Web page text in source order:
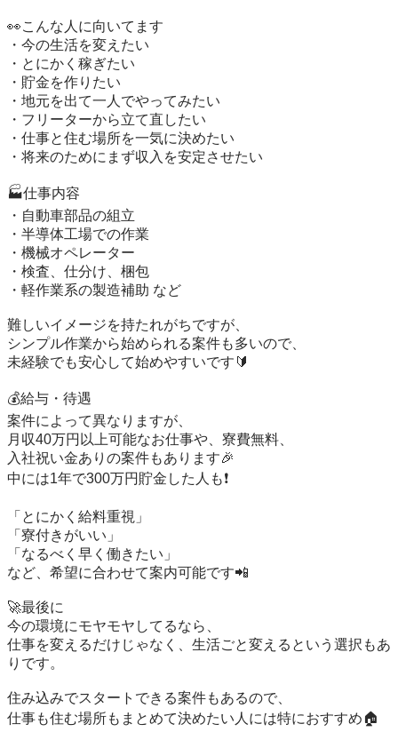
👀こんな人に向いてます
・今の生活を変えたい
・とにかく稼ぎたい
・貯金を作りたい
・地元を出て一人でやってみたい
・フリーターから立て直したい
・仕事と住む場所を一気に決めたい
・将来のためにまず収入を安定させたい
🏭仕事内容
・自動車部品の組立
・半導体工場での作業
・機械オペレーター
・検査、仕分け、梱包
・軽作業系の製造補助 など
難しいイメージを持たれがちですが、
シンプル作業から始められる案件も多いので、
未経験でも安心して始めやすいです🔰
💰給与・待遇
案件によって異なりますが、
月収40万円以上可能なお仕事や、寮費無料、
入社祝い金ありの案件もあります🎉
中には1年で300万円貯金した人も❗️
「とにかく給料重視」
「寮付きがいい」
「なるべく早く働きたい」
など、希望に合わせて案内可能です📲
🚀最後に
今の環境にモヤモヤしてるなら、
仕事を変えるだけじゃなく、生活ごと変えるという選択もあ
りです。
住み込みでスタートできる案件もあるので、
仕事も住む場所もまとめて決めたい人には特におすすめ🏠